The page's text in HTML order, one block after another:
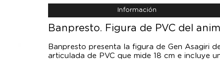
Información
Banpresto. Figura de PVC del
Banpresto presenta la figura de Gen Asagiri
articulada de PVC que mide 18 cm e incluye